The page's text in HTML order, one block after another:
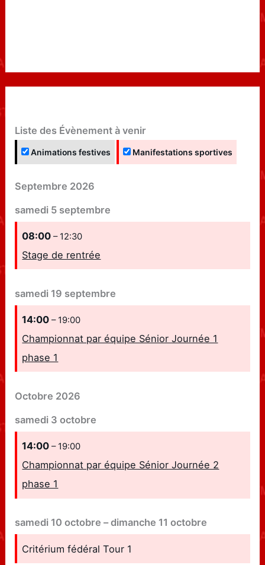
Liste des Évènement à venir
Animations festives Manifestations sportives
Septembre 2026
samedi 5 septembre
08:00– 12:30
Stage de rentrée
samedi 19 septembre
14:00– 19:00
Championnat par équipe Sénior Journée 1
phase 1
Octobre 2026
samedi 3 octobre
14:00– 19:00
Championnat par équipe Sénior Journée 2
phase 1
samedi 10 octobre –dimanche 11 octobre
Critérium fédéral Tour 1